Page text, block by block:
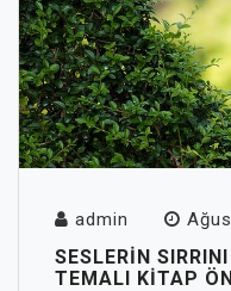
admin
SESLERIN
TEMALI KITAP